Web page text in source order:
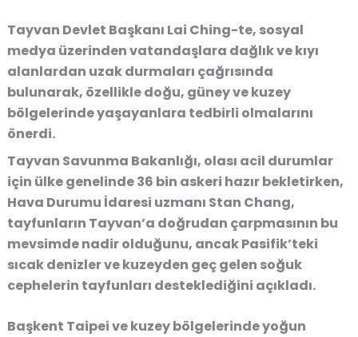
Tayvan Devlet Başkanı Lai Ching-te, sosyal
medya üzerinden vatandaşlara dağlık ve kıyı
alanlardan uzak durmaları çağrısında
bulunarak, özellikle doğu, güney ve kuzey
bölgelerinde yaşayanlara tedbirli olmalarını
önerdi.
Tayvan Savunma Bakanlığı, olası acil durumlar
için ülke genelinde 36 bin askeri hazır bekletirken,
Hava Durumu İdaresi uzmanı Stan Chang,
tayfunların Tayvan’a doğrudan çarpmasının bu
mevsimde nadir olduğunu, ancak Pasifik’teki
sıcak denizler ve kuzeyden geç gelen soğuk
cephelerin tayfunları desteklediğini açıkladı.
Başkent Taipei ve kuzey bölgelerinde yoğun